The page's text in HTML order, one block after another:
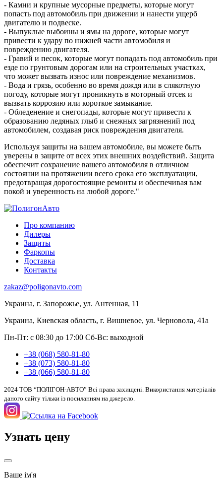
- Камни и крупные мусорные предметы, которые могут
попасть под автомобиль при движении и нанести ущерб
двигателю и подвеске.
- Выпуклые выбоины и ямы на дороге, которые могут
привести к удару по нижней части автомобиля и
повреждению двигателя.
- Гравий и песок, которые могут попадать под автомобиль при
езде по грунтовым дорогам или на строительных участках,
что может вызвать износ или повреждение механизмов.
- Вода и грязь, особенно во время дождя или в слякотную
погоду, которые могут проникнуть в моторный отсек и
вызвать коррозию или короткое замыкание.
- Обледенение и снегопады, которые могут привести к
образованию ледяных глыб и снежных загрязнений под
автомобилем, создавая риск повреждения двигателя.
Используя защиты на вашем автомобиле, вы можете быть
уверены в защите от всех этих внешних воздействий. Защита
обеспечит сохранение вашего автомобиля в отличном
состоянии на протяжении всего срока его эксплуатации,
предотвращая дорогостоящие ремонты и обеспечивая вам
покой и уверенность на любой дороге."
Про компанию
Дилеры
Защиты
Фаркопы
Доставка
Контакты
zakaz@poligonavto.com
Украина, г. Запорожье, ул. Антенная, 11
Украина, Киевская область, г. Вишневое, ул. Черновола, 41а
Пн-Пт: с 08:30 до 17:00 Сб-Вс: выходной
+38 (068) 580-81-80
+38 (073) 580-81-80
+38 (066) 580-81-80
2024 ТОВ “ПОЛІГОН-АВТО” Всі права захищені. Використання матеріалів
даного сайту тільки із посиланням на джерело.
Узнать цену
Ваше ім'я